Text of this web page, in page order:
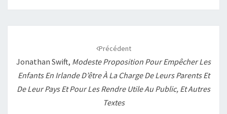
Précédent
Jonathan Swift, Modeste Proposition Pour Empêcher Les
Enfants En Irlande D’être À La Charge De Leurs Parents Et
De Leur Pays Et Pour Les Rendre Utile Au Public, Et Autres
Textes